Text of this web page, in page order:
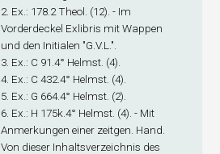
2. Ex .: 178.2 Theol. (12). - Im
Vorderdeckel Exlibris mit Wappen
und den Initialen "G.V.L.".
3. Ex .: C 91.4° Helmst. (4).
4. Ex .: C 432.4° Helmst. (4).
5. Ex .: G 664.4° Helmst. (2).
6. Ex .: H 175k.4° Helmst. (4). - Mit
Anmerkungen einer zeitgen. Hand.
Von dieser Inhaltsverzeichnis des